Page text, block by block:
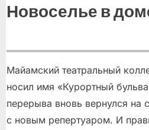
Новоселье в
Майамский театральный
носил имя «Курортный
перерыва вновь вернулся на
с новым репертуаром. И